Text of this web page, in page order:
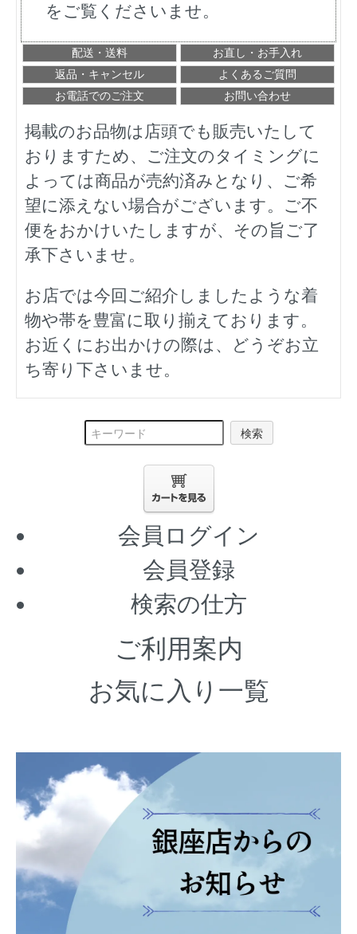
をご覧くださいませ。
配送・送料
お直し・お手入れ
返品・キャンセル
よくあるご質問
お電話でのご注文
お問い合わせ
掲載のお品物は店頭でも販売いたして
おりますため、ご注文のタイミングに
よっては商品が売約済みとなり、ご希
望に添えない場合がございます。ご不
便をおかけいたしますが、その旨ご了
承下さいませ。
お店では今回ご紹介しましたような着
物や帯を豊富に取り揃えております。
お近くにお出かけの際は、どうぞお立
ち寄り下さいませ。
検索
会員ログイン
会員登録
検索の仕方
ご利用案内
お気に入り一覧